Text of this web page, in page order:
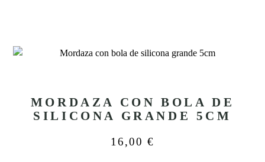
MORDAZA CON BOLA DE
SILICONA GRANDE 5CM
16,00 €